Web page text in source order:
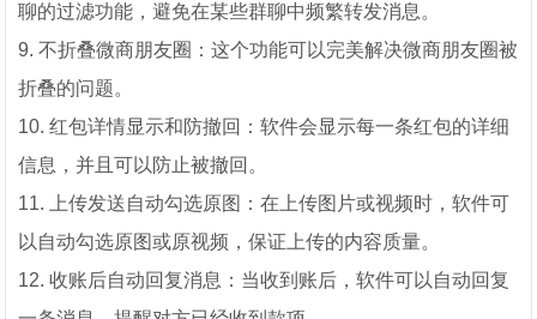
聊的过滤功能，避免在某些群聊中频繁转发消息。
9. 不折叠微商朋友圈：这个功能可以完美解决微商朋友圈被
折叠的问题。
10. 红包详情显示和防撤回：软件会显示每一条红包的详细
信息，并且可以防止被撤回。
11. 上传发送自动勾选原图：在上传图片或视频时，软件可
以自动勾选原图或原视频，保证上传的内容质量。
12. 收账后自动回复消息：当收到账后，软件可以自动回复